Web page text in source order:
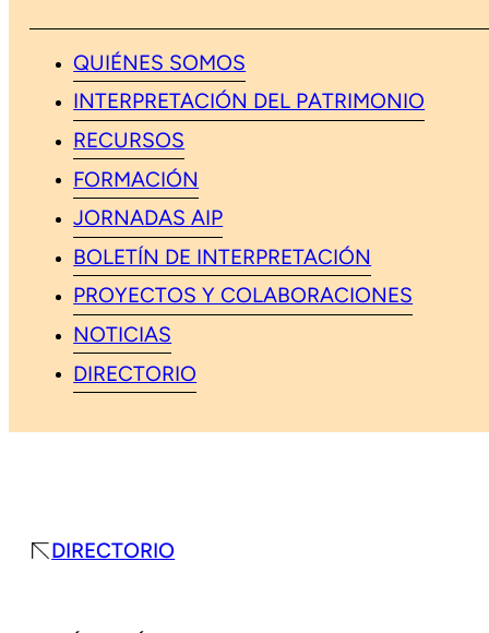
QUIÉNES SOMOS
INTERPRETACIÓN DEL PATRIMONIO
RECURSOS
FORMACIÓN
JORNADAS AIP
BOLETÍN DE INTERPRETACIÓN
PROYECTOS Y COLABORACIONES
NOTICIAS
DIRECTORIO
DIRECTORIO